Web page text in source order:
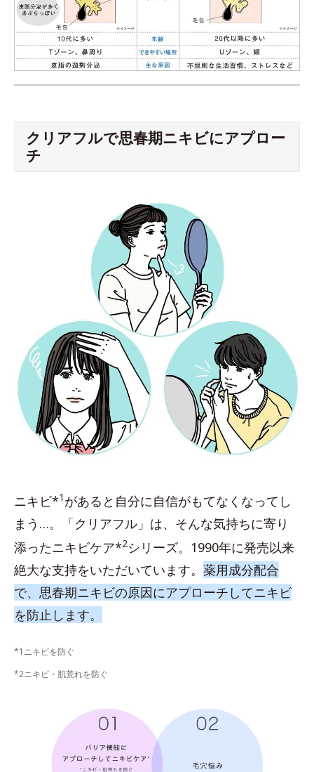
クリアフルで思春期ニキビにアプロー
チ
ニキビ*1 があると自分に自信がもてなくなってし
まう…。「クリアフル」は、そんな気持ちに寄り
添ったニキビケア*2シリーズ。1990年に発売以来
絶大な支持をいただいています。 薬用成分配合
で、思春期ニキビの原因にアプローチしてニキビ
を防止します。
*1ニキビを防ぐ
*2ニキビ・肌荒れを防ぐ